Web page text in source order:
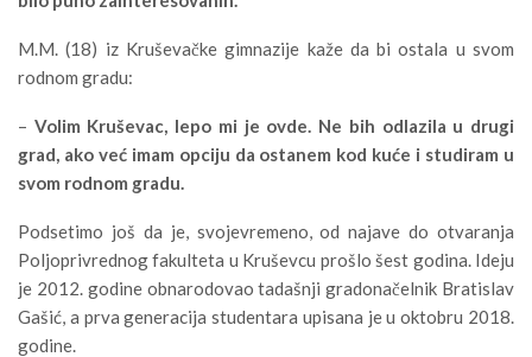
M.M. (18) iz Kruševačke gimnazije kaže da bi ostala u svom
rodnom gradu:
– Volim Kruševac, lepo mi je ovde. Ne bih odlazila u drugi
grad, ako već imam opciju da ostanem kod kuće i studiram u
svom rodnom gradu.
Podsetimo još da je, svojevremeno, od najave do otvaranja
Poljoprivrednog fakulteta u Kruševcu prošlo šest godina. Ideju
je 2012. godine obnarodovao tadašnji gradonačelnik Bratislav
Gašić, a prva generacija studentara upisana je u oktobru 2018.
godine.